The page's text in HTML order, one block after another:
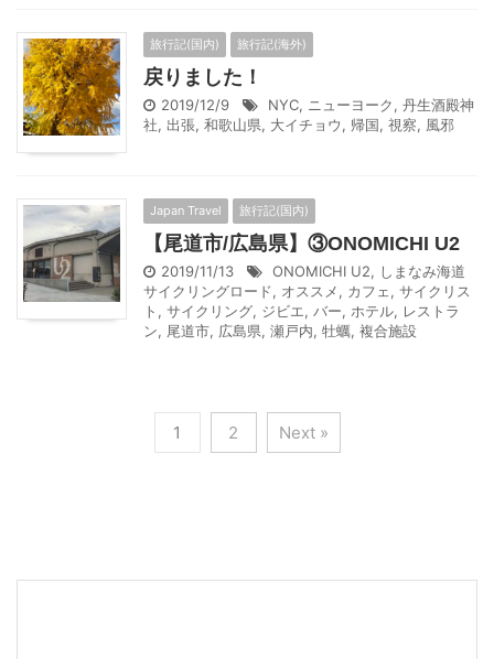
旅行記(国内) 旅行記(海外)
戻りました！
2019/12/9 NYC, ニューヨーク, 丹生酒殿神
社, 出張, 和歌山県, 大イチョウ, 帰国, 視察, 風邪
Japan Travel 旅行記(国内)
【尾道市/広島県】③ONOMICHI U2
2019/11/13 ONOMICHI U2, しまなみ海道
サイクリングロード, オススメ, カフェ, サイクリス
ト , サイクリング, ジビエ, バー, ホテル, レストラ
ン, 尾道市, 広島県, 瀬戸内, 牡蠣, 複合施設
1 2 Next »